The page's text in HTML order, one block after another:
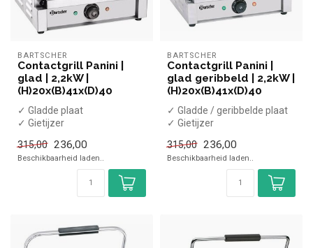
BARTSCHER
Contactgrill Panini |
glad | 2,2kW |
(H)20x(B)41x(D)40
✓ Gladde plaat
✓ Gietijzer
✓ 2,2 kW
315,00 236,00
Beschikbaarheid laden..
BARTSCHER
Contactgrill Panini |
glad geribbeld | 2,2kW |
(H)20x(B)41x(D)40
✓ Gladde / geribbelde plaat
✓ Gietijzer
✓ 2,2 kW
315,00 236,00
Beschikbaarheid laden..